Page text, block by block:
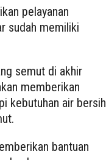
pelayanan
sudah memiliki
semut di akhir
memberikan
kebutuhan air bersih
bantuan